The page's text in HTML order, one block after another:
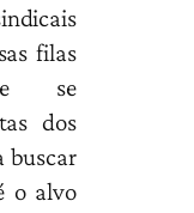
filas
se
dos
buscar
o alvo